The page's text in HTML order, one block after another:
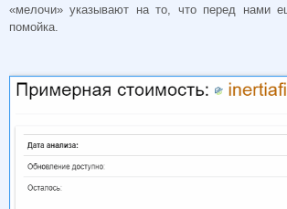
«мелочи» указывают на то, что перед нами
помойка.